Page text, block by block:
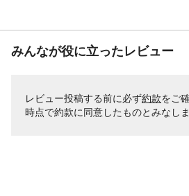
みんなが役に立ったレビュー
レビュー投稿する前に必ず約款をご
時点で約款に同意したものとみなしま